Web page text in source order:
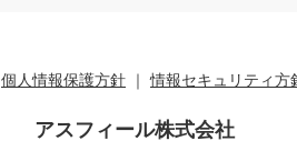
個人情報保護方針 ｜情報セキュリティ方
アスフィール株式会社